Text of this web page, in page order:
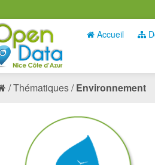
Accueil
Thématiques Environnement